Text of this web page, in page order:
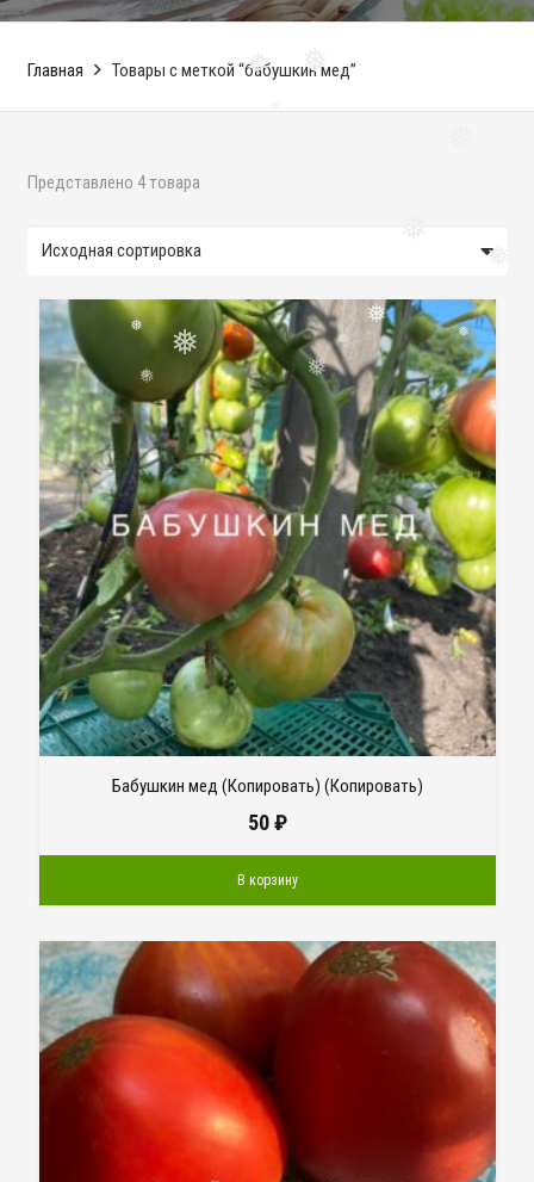
❅
❅
❅
❅
❅
❅
❅ ❅
Главная Товары с меткой “бабушкин мед”
Представлено 4 товара
Бабушкин мед (Копировать) (Копировать)
50₽
В корзину